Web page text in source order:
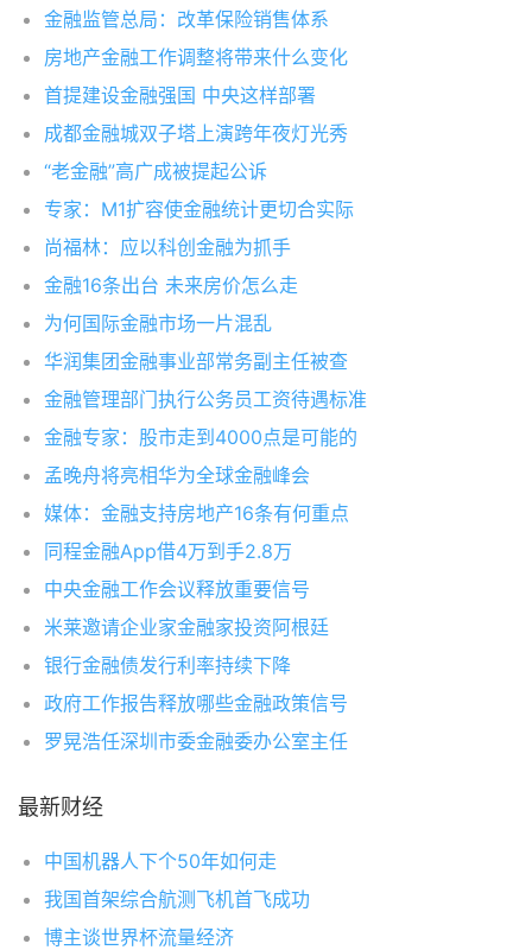
金融监管总局：改革保险销售体系
房地产金融工作调整将带来什么变化
首提建设金融强国 中央这样部署
成都金融城双子塔上演跨年夜灯光秀
“老金融”高广成被提起公诉
专家：M1扩容使金融统计更切合实际
尚福林：应以科创金融为抓手
金融16条出台 未来房价怎么走
为何国际金融市场一片混乱
华润集团金融事业部常务副主任被查
金融管理部门执行公务员工资待遇标准
金融专家：股市走到4000点是可能的
孟晚舟将亮相华为全球金融峰会
媒体：金融支持房地产16条有何重点
同程金融App借4万到手2.8万
中央金融工作会议释放重要信号
米莱邀请企业家金融家投资阿根廷
银行金融债发行利率持续下降
政府工作报告释放哪些金融政策信号
罗晃浩任深圳市委金融委办公室主任
最新财经
中国机器人下个50年如何走
我国首架综合航测飞机首飞成功
博主谈世界杯流量经济